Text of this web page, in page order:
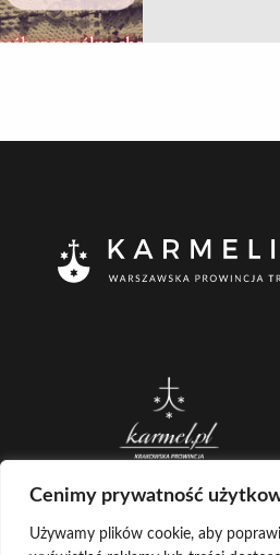
Cenimy prywatność
Używamy plików cookie, aby